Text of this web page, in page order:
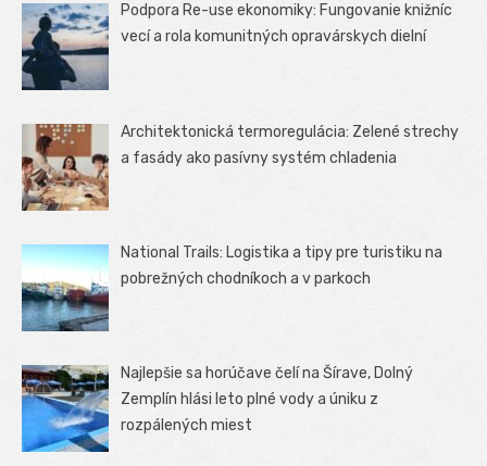
Podpora Re-use ekonomiky: Fungovanie knižníc
vecí a rola komunitných opravárskych dielní
Architektonická termoregulácia: Zelené strechy
a fasády ako pasívny systém chladenia
National Trails: Logistika a tipy pre turistiku na
pobrežných chodníkoch a v parkoch
Najlepšie sa horúčave čelí na Šírave, Dolný
Zemplín hlási leto plné vody a úniku z
rozpálených miest